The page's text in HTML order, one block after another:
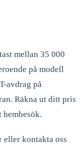
mellan 35 000
på modell
avdrag på
Räkna ut ditt pris
kontakta oss